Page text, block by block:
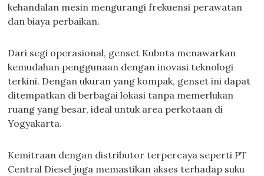
kehandalan mesin mengurangi frekuensi perawatan
dan biaya perbaikan.
Dari segi operasional, genset Kubota menawarkan
kemudahan penggunaan dengan inovasi teknologi
terkini. Dengan ukuran yang kompak, genset ini dapat
ditempatkan di berbagai lokasi tanpa memerlukan
ruang yang besar, ideal untuk area perkotaan di
Yogyakarta.
Kemitraan dengan distributor terpercaya seperti PT
Central Diesel juga memastikan akses terhadap suku